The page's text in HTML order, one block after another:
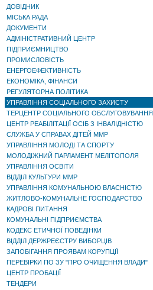
ДОВІДНИК
МІСЬКА РАДА
ДОКУМЕНТИ
АДМІНІСТРАТИВНИЙ ЦЕНТР
ПІДПРИЄМНИЦТВО
ПРОМИСЛОВІСТЬ
ЕНЕРГОЕФЕКТИВНІСТЬ
ЕКОНОМІКА, ФІНАНСИ
РЕГУЛЯТОРНА ПОЛІТИКА
УПРАВЛІННЯ СОЦІАЛЬНОГО ЗАХИСТУ
ТЕРЦЕНТР СОЦІАЛЬНОГО ОБСЛУГОВУВАННЯ
ЦЕНТР РЕАБІЛІТАЦІЇ ОСІБ З ІНВАЛІДНІСТЮ
СЛУЖБА У СПРАВАХ ДІТЕЙ ММР
УПРАВЛІННЯ МОЛОДІ ТА СПОРТУ
МОЛОДІЖНИЙ ПАРЛАМЕНТ МЕЛІТОПОЛЯ
УПРАВЛІННЯ ОСВІТИ
ВІДДІЛ КУЛЬТУРИ ММР
УПРАВЛІННЯ КОМУНАЛЬНОЮ ВЛАСНІСТЮ
ЖИТЛОВО-КОМУНАЛЬНЕ ГОСПОДАРСТВО
КАДРОВІ ПИТАННЯ
КОМУНАЛЬНІ ПІДПРИЄМСТВА
КОДЕКС ЕТИЧНОЇ ПОВЕДІНКИ
ВІДДІЛ ДЕРЖРЕЄСТРУ ВИБОРЦІВ
ЗАПОБІГАННЯ ПРОЯВАМ КОРУПЦІЇ
ПЕРЕВІРКИ ПО ЗУ "ПРО ОЧИЩЕННЯ ВЛАДИ"
ЦЕНТР ПРОБАЦІЇ
ТЕНДЕРИ